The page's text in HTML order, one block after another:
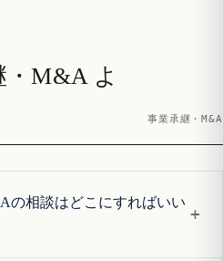
M&A よ
事業承継・M&A
の相談はどこにすればいい
+